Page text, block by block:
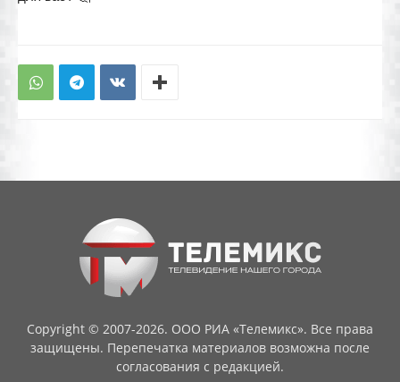
Copyright © 2007-2026. ООО РИА «Телемикс». Все права
защищены. Перепечатка материалов возможна после
согласования с редакцией.